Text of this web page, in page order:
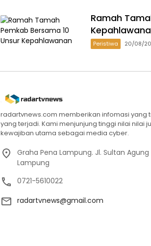
Ramah
Peristiwa 20/08/
radartvnews.com memberikan infomasi yang
yang terjadi. Kami menjunjung tinggi nilai nilai
kewajiban utama sebagai media cyber.
Graha Pena Lampung. Jl. Sultan
Lampung
0721-5610022
radartvnews@gmail.com